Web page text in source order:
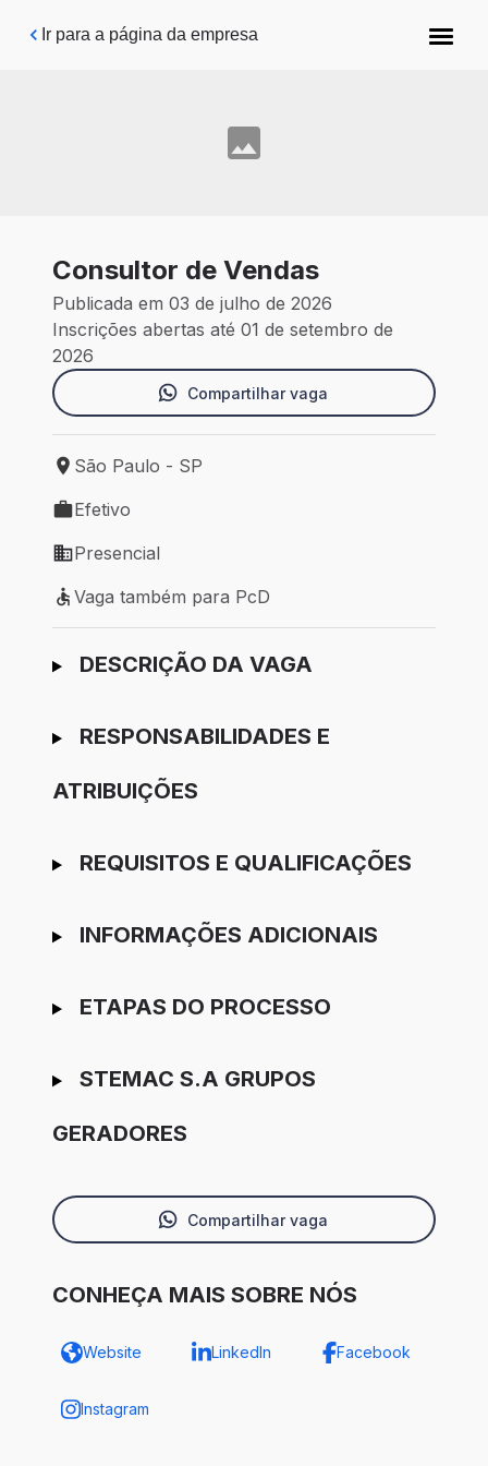
Pular para o conteúdo principal
Ir para a página da empresa
Consultor de Vendas
Publicada em 03 de julho de 2026
Inscrições abertas até 01 de setembro de
2026
Compartilhar vaga
Local de trabalho: São Paulo - SP
São Paulo - SP
Tipo de vaga: Efetivo
Efetivo
Modelo de trabalho: Presencial
Presencial
Vaga também para PcD
Vaga também para PcD
Ir para candidatura
DESCRIÇÃO DA VAGA
RESPONSABILIDADES E
ATRIBUIÇÕES
REQUISITOS E QUALIFICAÇÕES
INFORMAÇÕES ADICIONAIS
ETAPAS DO PROCESSO
STEMAC S.A GRUPOS
GERADORES
Compartilhar vaga
CONHEÇA MAIS SOBRE NÓS
Website LinkedIn Facebook
Instagram